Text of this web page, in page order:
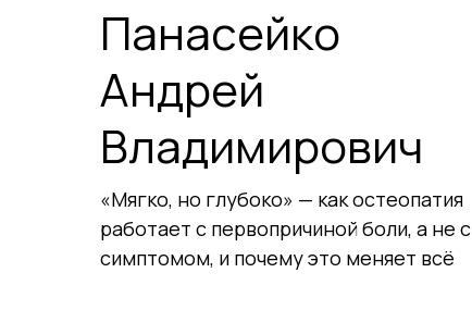
Панасейко
Андрей
Владимирович
«Мягко, но глубоко» — как остеопатия
работает с первопричиной боли, а не с
симптомом, и почему это меняет всё